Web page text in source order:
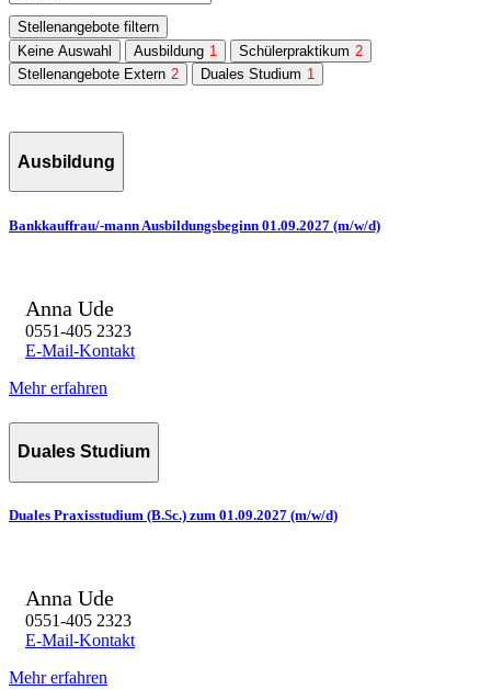
Stellenangebote filtern
Keine Auswahl
Ausbildung 1 Schülerpraktikum 2
Stellenangebote Extern 2 Duales Studium 1
Ausbildung
Bankkauffrau/-mann Ausbildungsbeginn 01.09.2027 (m/w/d)
Anna Ude
0551-405 2323
E-Mail-Kontakt
Mehr erfahren
Duales Studium
Duales Praxisstudium (B.Sc.) zum 01.09.2027 (m/w/d)
Anna Ude
0551-405 2323
E-Mail-Kontakt
Mehr erfahren